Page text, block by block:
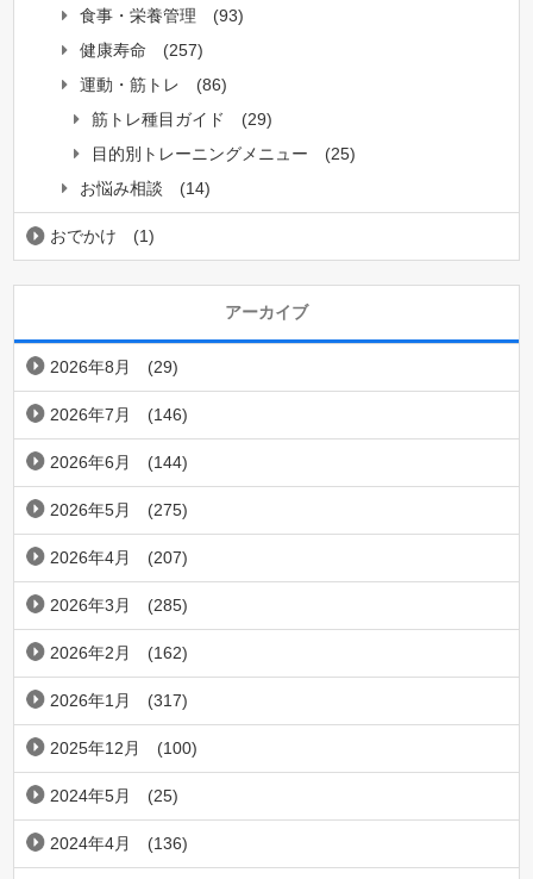
食事・栄養管理
(93)
健康寿命
(257)
運動・筋トレ
(86)
筋トレ種目ガイド
(29)
目的別トレーニングメニュー
(25)
お悩み相談
(14)
おでかけ (1)
アーカイブ
2026年8月 (29)
2026年7月 (146)
2026年6月 (144)
2026年5月 (275)
2026年4月 (207)
2026年3月 (285)
2026年2月 (162)
2026年1月 (317)
2025年12月 (100)
2024年5月 (25)
2024年4月 (136)